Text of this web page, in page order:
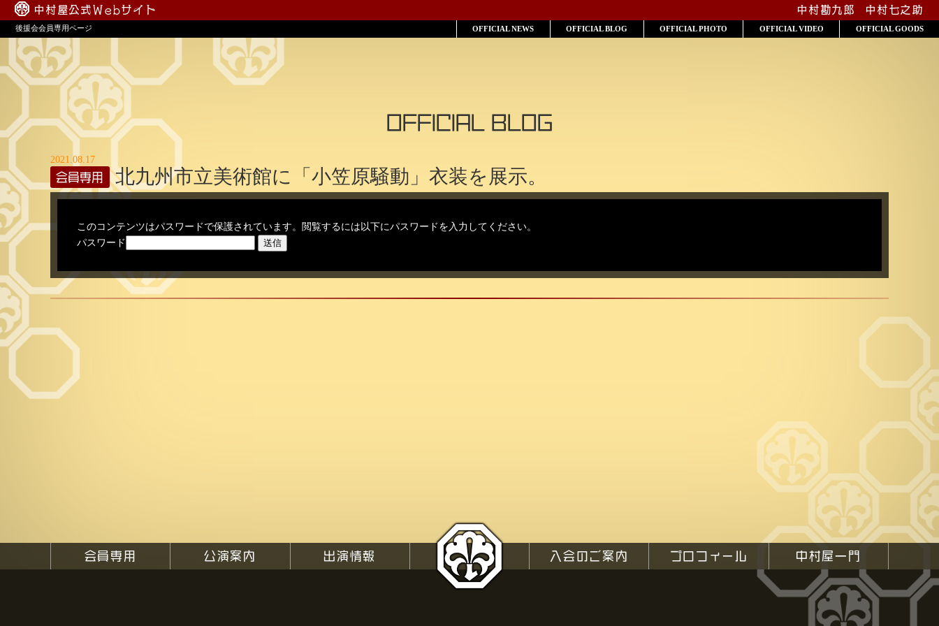
中村屋公式Webサイト 中村勘九郎 中村七之助
会員専用 公演案内 出演情報 TOP 入会のご案内 プロフィール 中村屋一門
後援会会員専用ページ OFFICIAL NEWS OFFICIAL BLOG OFFICIAL PHOTO OFFICIAL VIDEO OFFICIAL GOODS
OFFICIAL BLOG
2021.08.17
北九州市立美術館に「小笠原騒動」衣装を展示。
このコンテンツはパスワードで保護されています。閲覧するには以下にパスワードを入力してください。
パスワード